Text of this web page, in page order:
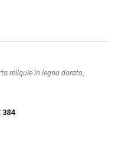
reliquie in legno dorato,
384